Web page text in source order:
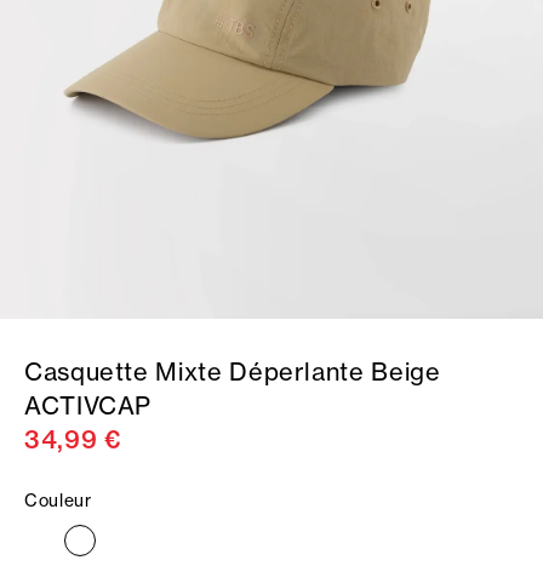
Casquette Mixte Déperlante Beige
ACTIVCAP
34,99 €
Couleur